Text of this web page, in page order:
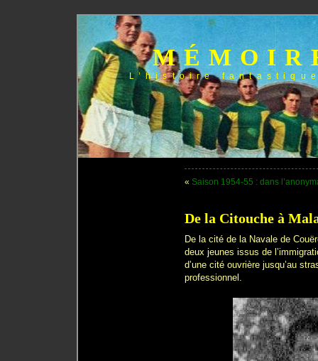
L’histoire
« Saison 1954-55 : dans
De la Citouche à
De la cité de la Navale de
deux jeunes issus de
d’une cité ouvrière jusqu’au
professionnel.